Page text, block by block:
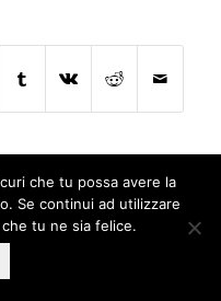
che tu possa avere la
Se continui ad utilizzare
tu ne sia felice.